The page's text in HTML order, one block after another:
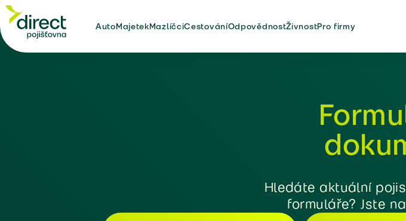
AutoMajetekMazlíčciCestováníOdpovědnostŽivnostPro firmy
Hledáte aktuální
formuláře? Jste